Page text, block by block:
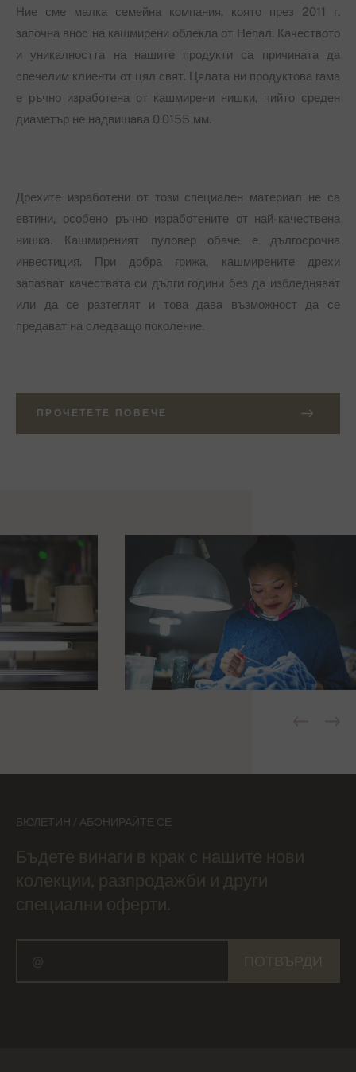
Ние сме малка семейна компания, която през 2011 г.
започна внос на кашмирени облекла от Непал. Качеството
и уникалността на нашите продукти са причината да
спечелим клиенти от цял свят. Цялата ни продуктова гама
е ръчно изработена от кашмирени нишки, чийто среден
диаметър не надвишава 0.0155 мм.
Дрехите изработени от този специален материал не са
евтини, особено ръчно изработените от най-качествена
нишка. Кашмиреният пуловер обаче е дългосрочна
инвестиция. При добра грижа, кашмирените дрехи
запазват качествата си дълги години без да избледняват
или да се разтеглят и това дава възможност да се
предават на следващо поколение.
ПРОЧЕТЕТЕ ПОВЕЧЕ
БЮЛЕТИН / АБОНИРАЙТЕ СЕ
Бъдете винаги в крак с нашите нови
колекции, разпродажби и други
специални оферти.